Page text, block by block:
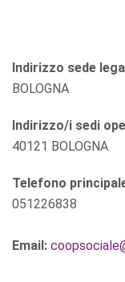
Indirizzo sede
BOLOGNA
Indirizzo/i sedi
40121 BOLOGNA
Telefono
051226838
Email: